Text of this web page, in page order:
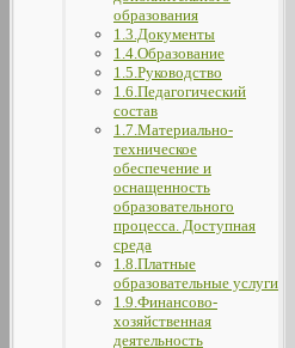
образования
1.3.Документы
1.4.Образование
1.5.Руководство
1.6.Педагогический
состав
1.7.Материально-
техническое
обеспечение и
оснащенность
образовательного
процесса. Доступная
среда
1.8.Платные
образовательные услуги
1.9.Финансово-
хозяйственная
деятельность